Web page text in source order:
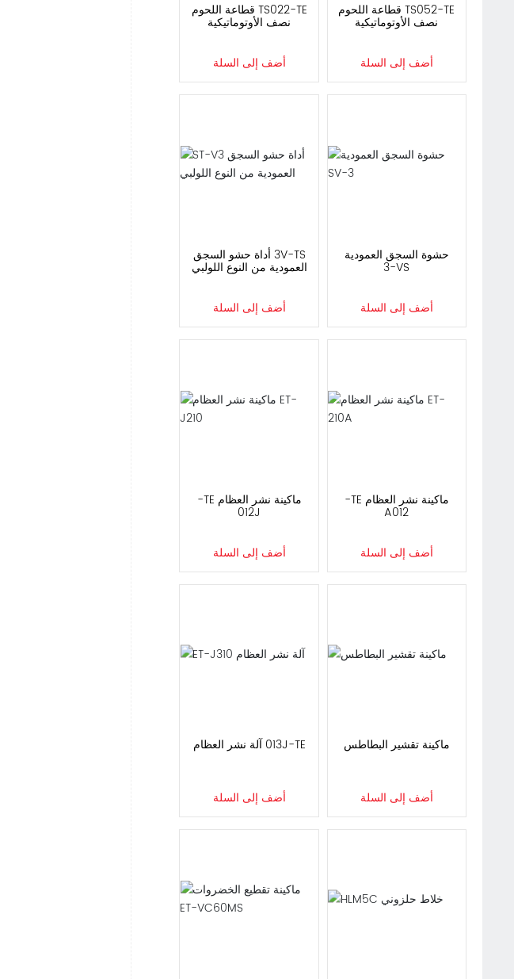
ET-220ST قطاعة اللحوم
نصف الأوتوماتيكية
أضف إلى السلة
ET-250ST قطاعة اللحوم
نصف الأوتوماتيكية
أضف إلى السلة
ST-V3 أداة حشو السجق
العمودية من النوع اللولبي
أضف إلى السلة
حشوة السجق العمودية
SV-3
أضف إلى السلة
ماكينة نشر العظام ET-
J210
أضف إلى السلة
ماكينة نشر العظام ET-
210A
أضف إلى السلة
ET-J310 آلة نشر العظام
أضف إلى السلة
ماكينة تقشير البطاطس
أضف إلى السلة